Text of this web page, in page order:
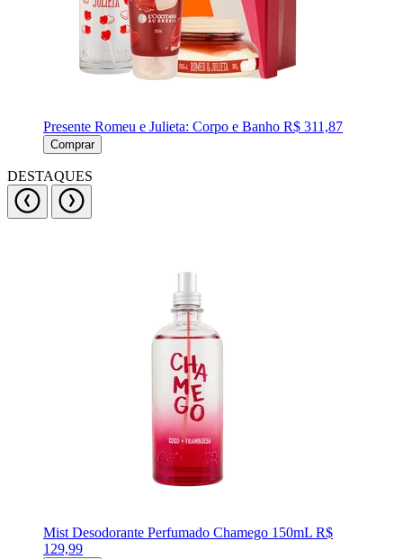
Presente Romeu e Julieta: Corpo e Banho R$ 311,87
Comprar
DESTAQUES
Mist Desodorante Perfumado Chamego 150mL R$
129,99